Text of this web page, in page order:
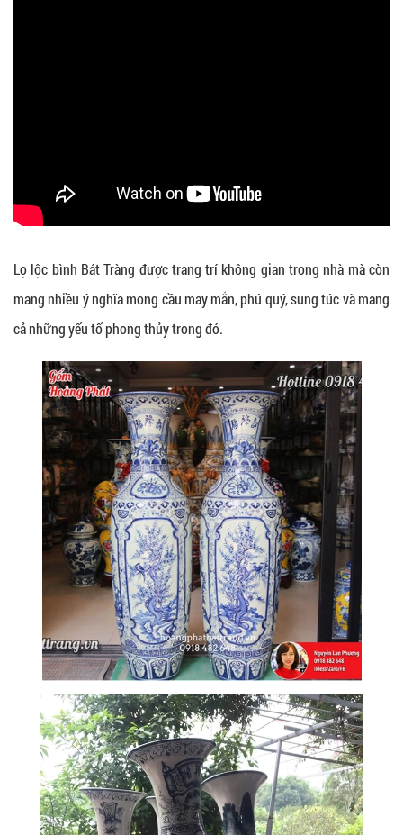
Lọ lộc bình Bát Tràng được trang trí không gian trong nhà mà còn
mang nhiều ý nghĩa mong cầu may mắn, phú quý, sung túc và mang
cả những yếu tố phong thủy trong đó.